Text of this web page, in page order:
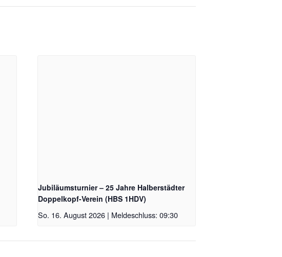
Jubiläumsturnier – 25 Jahre Halberstädter
Doppelkopf-Verein (HBS 1HDV)
So. 16. August 2026 | Meldeschluss: 09:30